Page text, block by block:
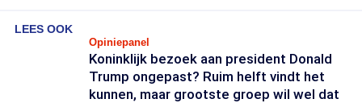
LEES OOK
Opiniepanel
Koninklijk bezoek aan president Donald
Trump ongepast? Ruim helft vindt het
kunnen, maar grootste groep wil wel dat